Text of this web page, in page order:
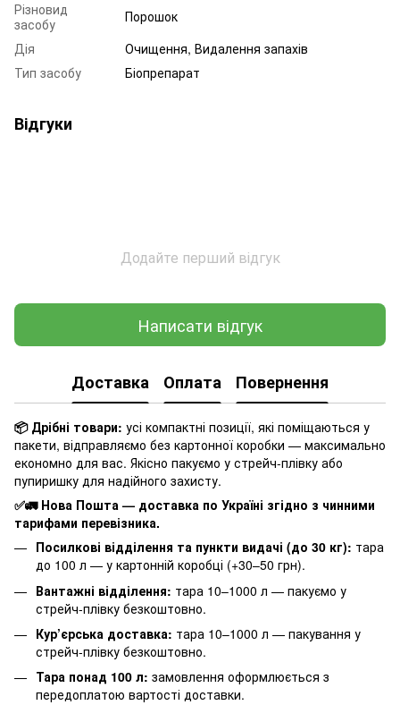
Різновид
засобу
Порошок
Дія
Очищення, Видалення запахів
Тип засобу
Біопрепарат
Відгуки
Додайте перший відгук
Написати відгук
Доставка Оплата Повернення
📦 Дрібні товари: усі компактні позиції, які поміщаються у
пакети, відправляємо без картонної коробки — максимально
економно для вас. Якісно пакуємо у стрейч-плівку або
пупиришку для надійного захисту.
✅🚛 Нова Пошта — доставка по Україні згідно з чинними
тарифами перевізника.
Посилкові відділення та пункти видачі (до 30 кг): тара
до 100 л — у картонній коробці (+30–50 грн).
Вантажні відділення: тара 10–1000 л — пакуємо у
стрейч-плівку безкоштовно.
Кур’єрська доставка: тара 10–1000 л — пакування у
стрейч-плівку безкоштовно.
Тара понад 100 л: замовлення оформлюється з
передоплатою вартості доставки.